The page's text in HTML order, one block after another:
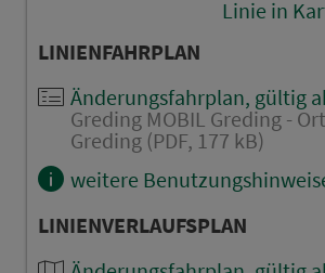
Linie in
LINIENFAHRPLAN
Änderungsfahrplan, gültig
Greding MOBIL Greding -
Greding (PDF, 177 kB)
weitere
LINIENVERLAUFSPLAN